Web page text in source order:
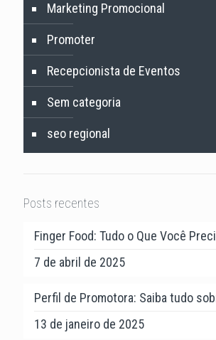
Marketing Promocional
Promoter
Recepcionista de Eventos
Sem categoria
seo regional
Posts recentes
Finger Food: Tudo o Que Você
7 de abril de 2025
Perfil de Promotora: Saiba tudo
13 de janeiro de 2025